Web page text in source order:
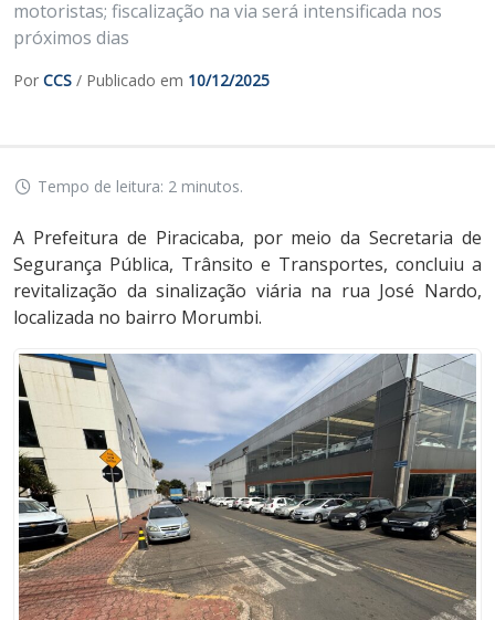
motoristas; fiscalização na via será intensificada nos
próximos dias
Por CCS / Publicado em 10/12/2025
Tempo de leitura: 2 minutos.
A Prefeitura de Piracicaba, por meio da Secretaria de
Segurança Pública, Trânsito e Transportes, concluiu a
revitalização da sinalização viária na rua José Nardo,
localizada no bairro Morumbi.